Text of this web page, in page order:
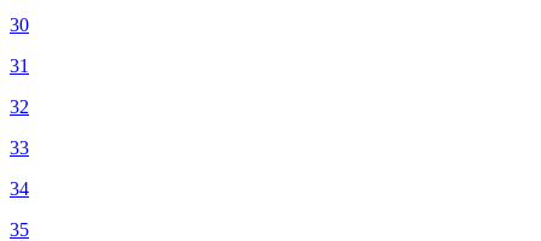
30
31
32
33
34
35